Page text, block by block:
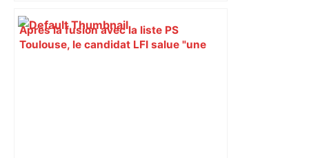
Après la fusion avec la liste PS
Toulouse, le candidat LFI salue "une